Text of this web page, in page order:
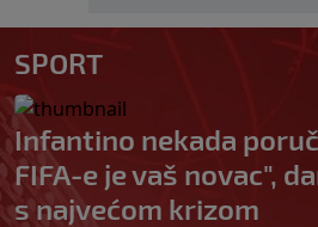
SPORT
Infantino nekada
FIFA-e je vaš novac",
s najvećom krizom